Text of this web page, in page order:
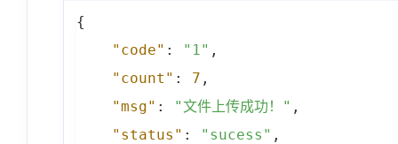
{
"code" : "1" ,
"count" : 7 ,
"msg" : "文件上传成功！" ,
"status" : "sucess" ,